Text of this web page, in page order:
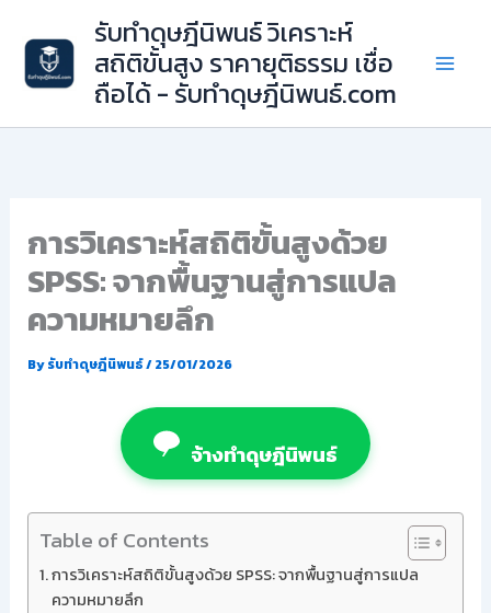
content
รับทำดุษฎีนิพนธ์ วิเคราะห์
สถิติขั้นสูง ราคายุติธรรม เชื่อ
ถือได้ - รับทำดุษฎีนิพนธ์.com
การวิเคราะห์สถิติขั้นสูงด้วย
SPSS: จากพื้นฐานสู่การแปล
ความหมายลึก
Byรับทำดุษฎีนิพนธ์/25/01/2026
จ้างทำดุษฎีนิพนธ์
Table of Contents
การวิเคราะห์สถิติขั้นสูงด้วย SPSS: จากพื้นฐานสู่การแปล
ความหมายลึก